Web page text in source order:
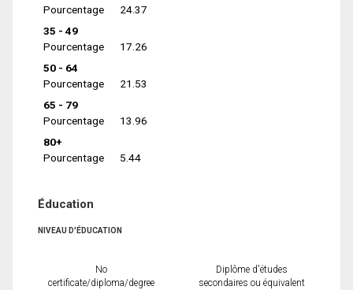
Pourcentage
24.37
35 - 49
Pourcentage
17.26
50 - 64
Pourcentage
21.53
65 - 79
Pourcentage
13.96
80+
Pourcentage
5.44
Éducation
NIVEAU D'ÉDUCATION
No
certificate/diploma/degree
Diplôme d'études
secondaires ou équivalent